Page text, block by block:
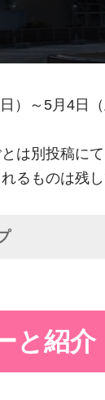
）～5月4日
は別投稿にて
るものは残し
と紹介